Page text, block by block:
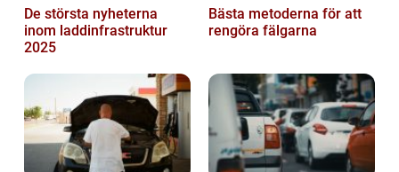
De största nyheterna
inom laddinfrastruktur
2025
Bästa metoderna för att
rengöra fälgarna